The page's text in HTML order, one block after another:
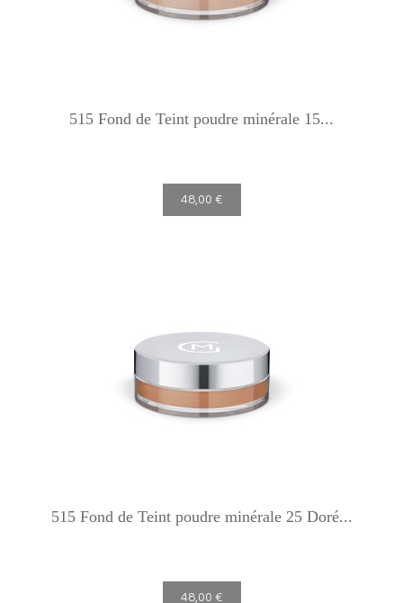
515 Fond de Teint poudre minérale 15...
48,00 €
515 Fond de Teint poudre minérale 25 Doré...
48,00 €